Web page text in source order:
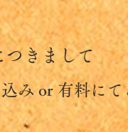
つきまして
有料にてご